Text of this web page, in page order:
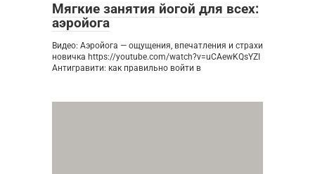
Мягкие занятия йогой для всех:
аэройога
Видео: Аэройога — ощущения, впечатления и страхи
новичка https://youtube.com/watch?v=uCAewKQsYZI
Антигравити: как правильно войти в